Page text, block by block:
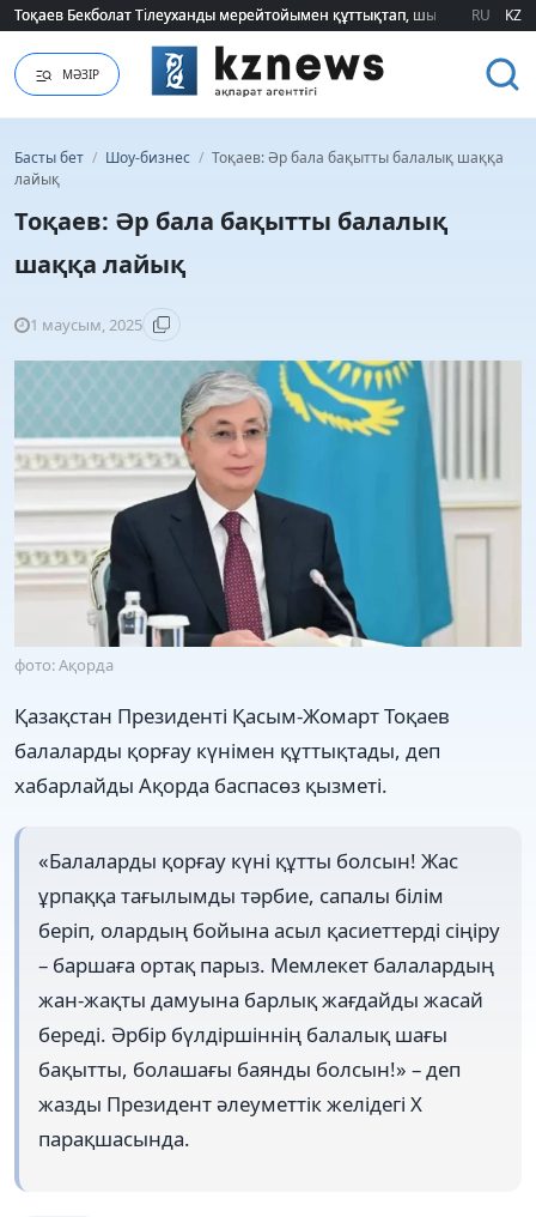
Тоқаев Бекболат Тілеуханды мерейтойымен құттықтап, шығармашылық
Тоқаев Бекболат Тілеуханды мерейтойымен құттықтап, шығармашылық
RU KZ
МӘЗІР
Басты бет / Шоу-бизнес / Тоқаев: Әр бала бақытты балалық шаққа
лайық
Тоқаев: Әр бала бақытты балалық
шаққа лайық
1 маусым, 2025
фото: Ақорда
Қазақстан Президенті Қасым-Жомарт Тоқаев
балаларды қорғау күнімен құттықтады, деп
хабарлайды Ақорда баспасөз қызметі.
«Балаларды қорғау күні құтты болсын! Жас
ұрпаққа тағылымды тәрбие, сапалы білім
беріп, олардың бойына асыл қасиеттерді сіңіру
– баршаға ортақ парыз. Мемлекет балалардың
жан-жақты дамуына барлық жағдайды жасай
береді. Әрбір бүлдіршіннің балалық шағы
бақытты, болашағы баянды болсын!» – деп
жазды Президент әлеуметтік желідегі X
парақшасында.